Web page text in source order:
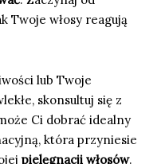
Twoje włosy reagują
lub Twoje
skonsultuj się z
Ci dobrać idealny
która przyniesie
pielęgnacji włosów.